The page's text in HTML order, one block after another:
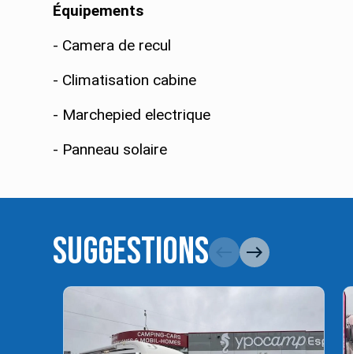
Équipements
- Camera de recul
- Climatisation cabine
- Marchepied electrique
- Panneau solaire
Suggestions east